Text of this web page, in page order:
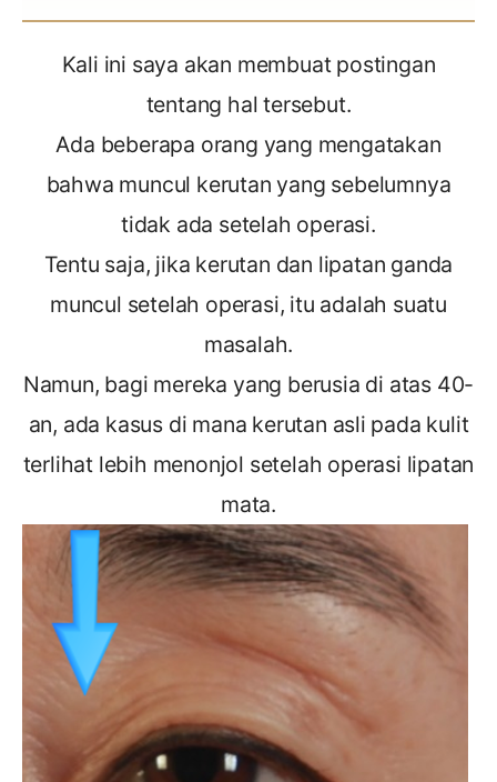
Kali ini saya akan membuat postingan
tentang hal tersebut.
Ada beberapa orang yang mengatakan
bahwa muncul kerutan yang sebelumnya
tidak ada setelah operasi.
Tentu saja, jika kerutan dan lipatan ganda
muncul setelah operasi, itu adalah suatu
masalah.
Namun, bagi mereka yang berusia di atas 40-
an, ada kasus di mana kerutan asli pada kulit
terlihat lebih menonjol setelah operasi lipatan
mata.